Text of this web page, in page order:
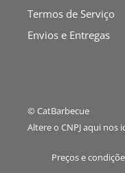
Termos de Serviço
Envios e Entregas
© CatBarbecue
Altere o CNPJ aqui
Preços e